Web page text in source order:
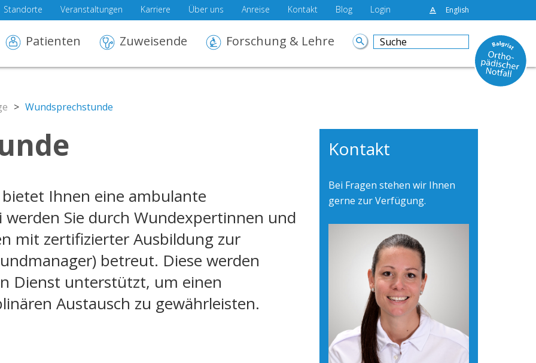
English
Standorte Veranstaltungen Karriere Über uns Anreise Kontakt Blog Login
Patienten Zuweisende Forschung & Lehre
> Wundsprechstunde
Ihnen eine ambulante
Sie durch Wundexpertinnen und
mit zertifizierter Ausbildung zur
betreut. Diese werden
Dienst unterstützt, um einen
Austausch zu gewährleisten.
Kontakt
Bei Fragen stehen wir Ihnen
gerne zur Verfügung.